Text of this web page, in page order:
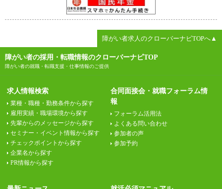
障がい者求人のクローバーナビTOPへ▲
障がい者の採用・転職情報のクローバーナビTOP
障がい者の就職・転職支援・仕事情報のご提供
求人情報検索
業種・職種・勤務条件から探す
雇用実績・職場環境から探す
先輩からのメッセージから探す
セミナー・イベント情報から探す
チェックポイントから探す
企業名から探す
PR情報から探す
合同面接会・就職フォーラム情
報
フォーラム活用法
よくある問い合わせ
参加者の声
参加予約